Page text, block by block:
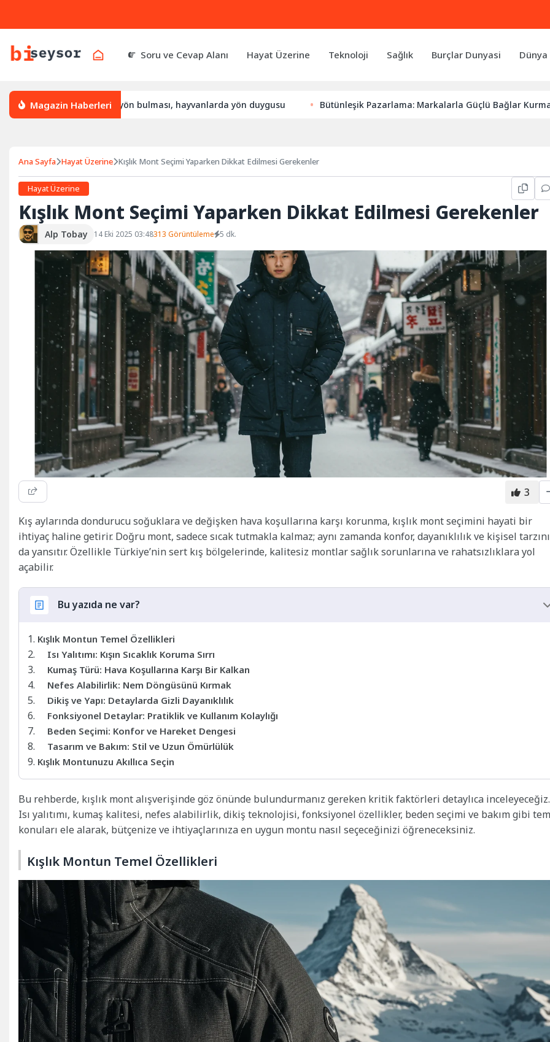
Soru ve Cevap Alanı Hayat Üzerine Teknoloji Sağlık Burçlar Dunyasi
Magazin Haberleri
yön bulur, leylek yön bulması, hayvanlarda yön duygusu Bütünleşik Pazarlama: Markalarla Güçlü Bağlar Kurmanın
Ana Sayfa Hayat Üzerine Kışlık Mont Seçimi Yaparken Dikkat Edilmesi Gerekenler
Hayat Üzerine
Kışlık Mont Seçimi Yaparken Dikkat Edilmesi Gerekenler
Alp Tobay 14 Eki 2025 03:48313 Görüntüleme 5 dk.
3
Kış aylarında dondurucu soğuklara ve değişken hava koşullarına karşı korunma, kışlık mont seçimini hayati bir
ihtiyaç haline getirir. Doğru mont, sadece sıcak tutmakla kalmaz; aynı zamanda konfor, dayanıklılık ve kişisel
da yansıtır. Özellikle Türkiye’nin sert kış bölgelerinde, kalitesiz montlar sağlık sorunlarına ve rahatsızlıklara yol
açabilir.
Bu yazıda ne var?
Kışlık Montun Temel Özellikleri
Isı Yalıtımı: Kışın Sıcaklık Koruma Sırrı
Kumaş Türü: Hava Koşullarına Karşı Bir Kalkan
Nefes Alabilirlik: Nem Döngüsünü Kırmak
Dikiş ve Yapı: Detaylarda Gizli Dayanıklılık
Fonksiyonel Detaylar: Pratiklik ve Kullanım Kolaylığı
Beden Seçimi: Konfor ve Hareket Dengesi
Tasarım ve Bakım: Stil ve Uzun Ömürlülük
Kışlık Montunuzu Akıllıca Seçin
Bu rehberde, kışlık mont alışverişinde göz önünde bulundurmanız gereken kritik faktörleri detaylıca inceleyeceğiz.
Isı yalıtımı, kumaş kalitesi, nefes alabilirlik, dikiş teknolojisi, fonksiyonel özellikler, beden seçimi ve bakım gibi
konuları ele alarak, bütçenize ve ihtiyaçlarınıza en uygun montu nasıl seçeceğinizi öğreneceksiniz.
Kışlık Montun Temel Özellikleri